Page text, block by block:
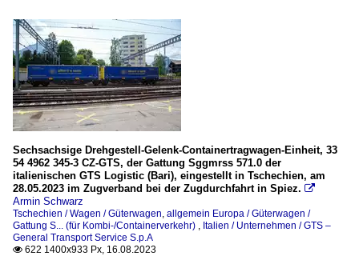
Sechsachsige Drehgestell-Gelenk-Containertragwagen-Einheit, 33
54 4962 345-3 CZ-GTS, der Gattung Sggmrss 571.0 der
italienischen GTS Logistic (Bari), eingestellt in Tschechien, am
28.05.2023 im Zugverband bei der Zugdurchfahrt in Spiez. 
Armin Schwarz
Tschechien / Wagen / Güterwagen allgemein Europa / Güterwagen /
Gattung S... (für Kombi-/Containerverkehr)
Italien / Unternehmen / GTS –
General Transport Service S.p.A
 622 1400x933 Px, 16.08.2023